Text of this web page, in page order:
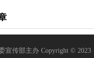
传部主办 Copyright © 2023